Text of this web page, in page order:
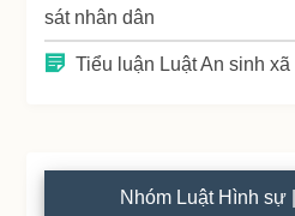
sát nhân dân
Tiểu luận Luật An sinh xã
Nhóm Luật Hình sự